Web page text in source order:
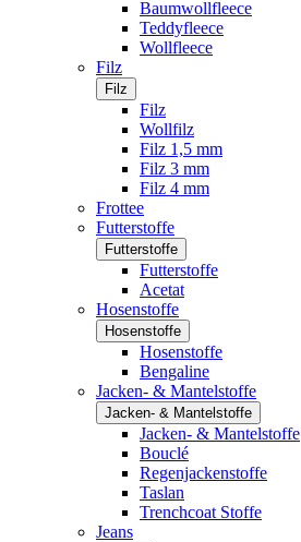
Baumwollfleece
Teddyfleece
Wollfleece
Filz
Filz
Filz
Wollfilz
Filz 1,5 mm
Filz 3 mm
Filz 4 mm
Frottee
Futterstoffe
Futterstoffe
Futterstoffe
Acetat
Hosenstoffe
Hosenstoffe
Hosenstoffe
Bengaline
Jacken- & Mantelstoffe
Jacken- & Mantelstoffe
Jacken- & Mantelstoffe
Bouclé
Regenjackenstoffe
Taslan
Trenchcoat Stoffe
Jeans